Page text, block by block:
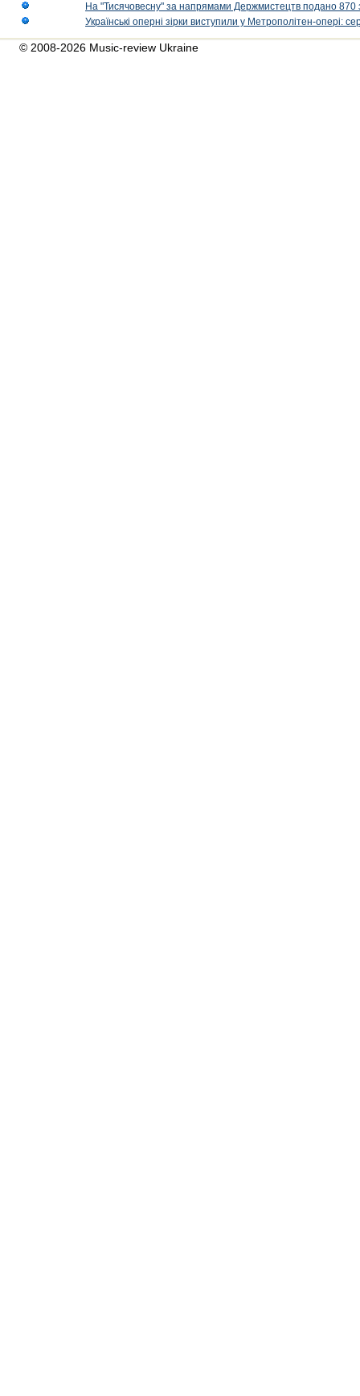
На "Тисячовесну" за напрямами Держмистецтв подано 870
Українські оперні зірки виступили у Метрополітен-опері:
© 2008-2026 Music-review Ukraine